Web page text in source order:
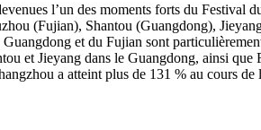
l’un des moments forts du Festival
(Fujian), Shantou (Guangdong),
et du Fujian sont
et Jieyang dans le Guangdong, ainsi
a atteint plus de 131 % au cours de